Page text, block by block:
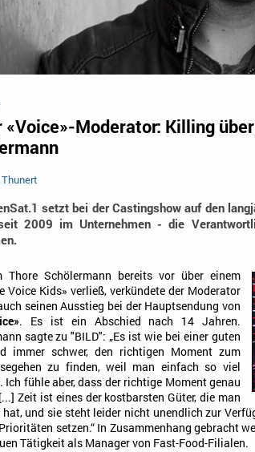
«Voice»-Moderator: Killing
setzt bei der Castingshow auf den
2009 im Unternehmen - die
Thore Schölermann bereits vor über einem
Voice Kids» verließ, verkündete der Moderator
seinen Ausstieg bei der Hauptsendung von
. Es ist ein Abschied nach 14 Jahren.
sagte zu "BILD": „Es ist wie bei einer guten
immer schwer, den richtigen Moment zum
zu finden, weil man einfach so viel
Ich fühle aber, dass der richtige Moment genau
Zeit ist eines der kostbarsten Güter, die man
hat, und sie steht leider nicht unendlich zur
setzen.“ In Zusammenhang gebracht
Tätigkeit als Manager von Fast-Food-Filialen.